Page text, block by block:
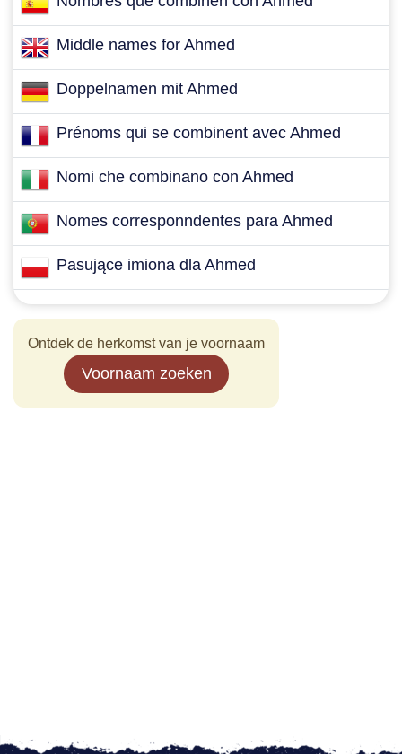
Middle names for Ahmed
Doppelnamen mit Ahmed
Prénoms qui se combinent avec Ahmed
Nomi che combinano con Ahmed
Nomes corresponndentes para Ahmed
Pasujące imiona dla Ahmed
Ontdek de herkomst van je voornaam
Voornaam zoeken